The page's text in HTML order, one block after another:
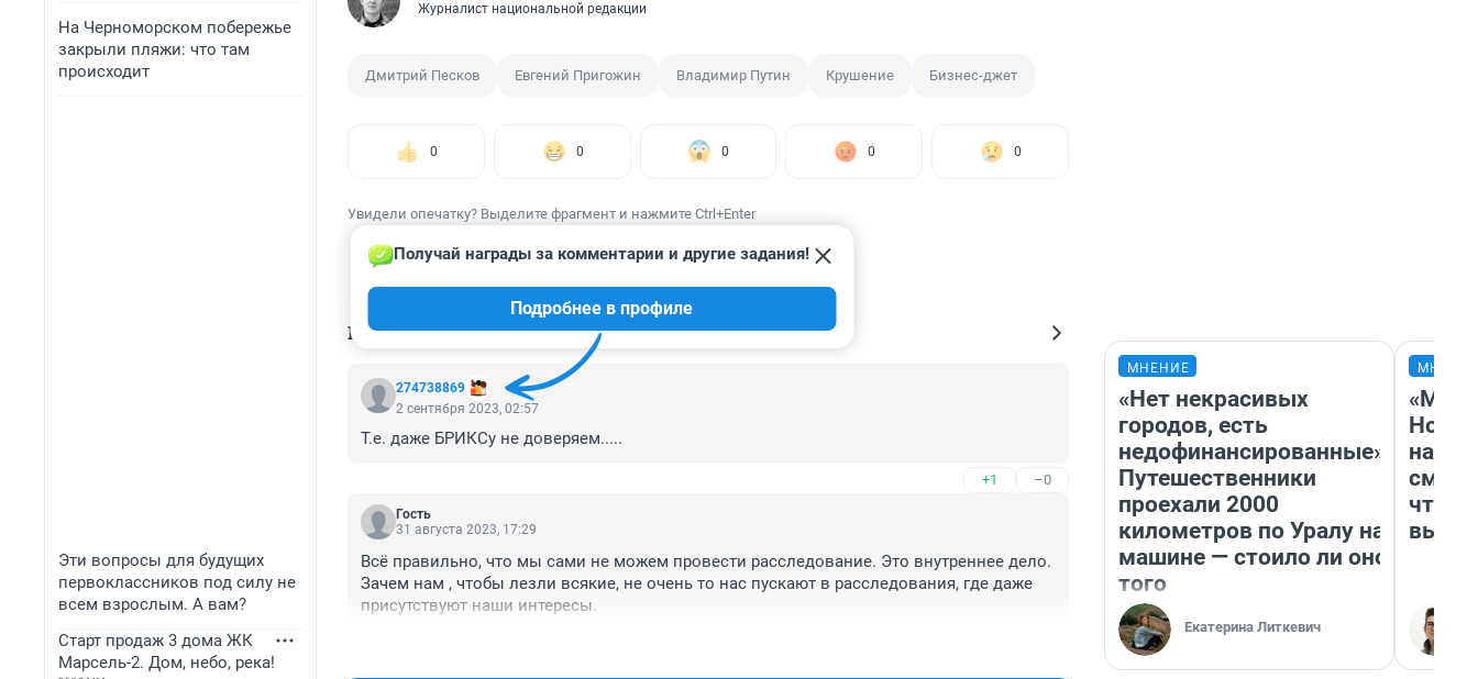
На Черноморском побережье
закрыли пляжи: что там
происходит
Эти вопросы для будущих
первоклассников под силу не
всем взрослым. А вам?
Старт продаж 3 дома ЖК
Марсель-2. Дом, небо, река!
Журналист национальной редакции
Дмитрий Песков Евгений Пригожин Владимир Путин Крушение Бизнес-джет
0 0 0 0 0
Увидели опечатку? Выделите фрагмент и нажмите Ctrl+Enter
КОММЕНТАРИИ 118
274738869
Получай награды за комментарии и другие задания!
Подробнее в профиле
2 сентября 2023, 02:57
Т.е. даже БРИКСу не доверяем.....
+1 –0
Гость
31 августа 2023, 17:29
Всё правильно, что мы сами не можем провести расследование. Это внутреннее дело.
Зачем нам , чтобы лезли всякие, не очень то нас пускают в расследования, где даже
присутствуют наши интересы.
МНЕНИЕ
«Нет некрасивых
городов, есть
недофинансированные».
Путешественники
проехали 2000
километров по Уралу на
машине — стоило ли оно
того
Екатерина Литкевич
«Мы